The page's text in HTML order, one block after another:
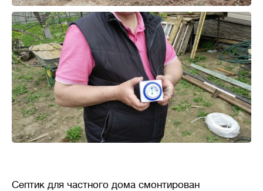
Септик для частного дома смонтирован